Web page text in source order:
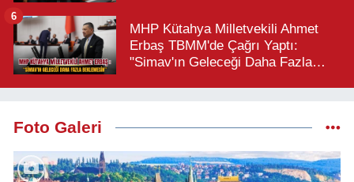
MHP Kütahya Milletvekili Ahmet
Erbaş TBMM'de Çağrı Yaptı:
"Simav'ın Geleceği Daha Fazla
6
Foto Galeri